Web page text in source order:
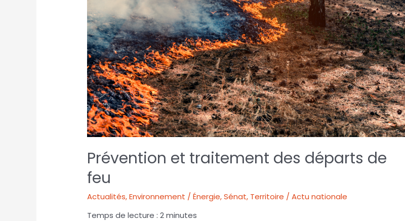
Prévention et traitement des départs de
feu
Actualités,Environnement / Énergie,Sénat, Territoire / Actu nationale
Temps de lecture :2minutes